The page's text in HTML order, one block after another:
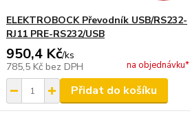
ELEKTROBOCK Převodník USB/RS232-
RJ11 PRE-RS232/USB
950,4 Kč/ks
785,5 Kč bez DPH na objednávku*
Přidat do košíku